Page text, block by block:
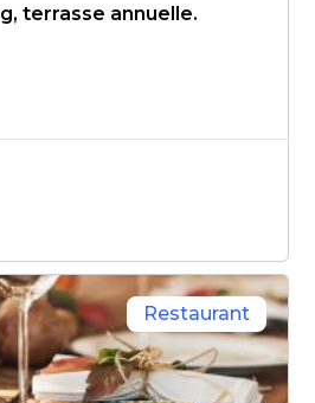
terrasse annuelle.
Restaurant